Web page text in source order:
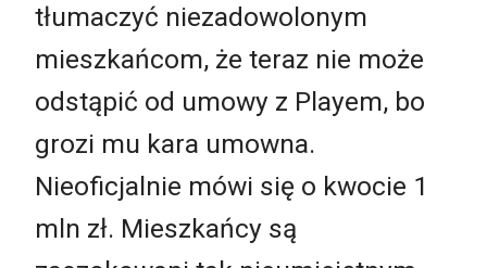
tłumaczyć niezadowolonym
mieszkańcom, że teraz nie może
odstąpić od umowy z Playem, bo
grozi mu kara umowna.
Nieoficjalnie mówi się o kwocie 1
mln zł. Mieszkańcy są